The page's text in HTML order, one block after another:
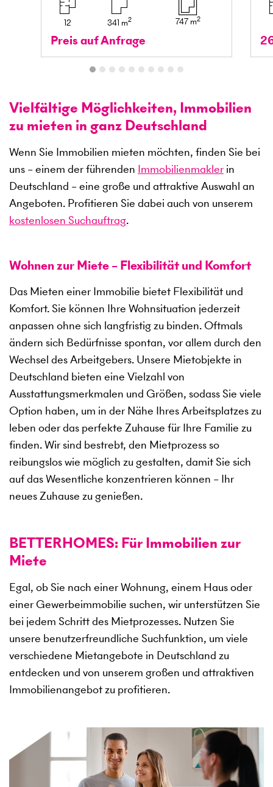
12 341 m2 747m2
Preis auf Anfrage
Vielfältige Möglichkeiten, Immobilien
zu mieten in ganz Deutschland
Wenn Sie Immobilien mieten möchten, finden Sie bei
uns – einem der führenden Immobilienmakler in
Deutschland – eine große und attraktive Auswahl an
Angeboten. Profitieren Sie dabei auch von unserem
kostenlosen Suchauftrag.
Wohnen zur Miete – Flexibilität und Komfort
Das Mieten einer Immobilie bietet Flexibilität und
Komfort. Sie können Ihre Wohnsituation jederzeit
anpassen ohne sich langfristig zu binden. Oftmals
ändern sich Bedürfnisse spontan, vor allem durch den
Wechsel des Arbeitgebers. Unsere Mietobjekte in
Deutschland bieten eine Vielzahl von
Ausstattungsmerkmalen und Größen, sodass Sie viele
Option haben, um in der Nähe Ihres Arbeitsplatzes zu
leben oder das perfekte Zuhause für Ihre Familie zu
finden. Wir sind bestrebt, den Mietprozess so
reibungslos wie möglich zu gestalten, damit Sie sich
auf das Wesentliche konzentrieren können – Ihr
neues Zuhause zu genießen.
BETTERHOMES: Für Immobilien zur
Miete
Egal, ob Sie nach einer Wohnung, einem Haus oder
einer Gewerbeimmobilie suchen, wir unterstützen Sie
bei jedem Schritt des Mietprozesses. Nutzen Sie
unsere benutzerfreundliche Suchfunktion, um viele
verschiedene Mietangebote in Deutschland zu
entdecken und von unserem großen und attraktiven
Immobilienangebot zu profitieren.